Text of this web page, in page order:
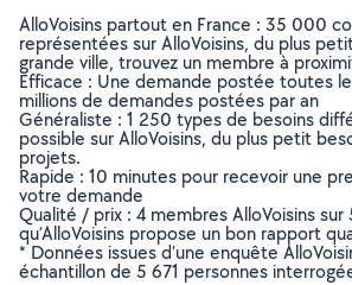
AlloVoisins partout en France : 35 000
représentées sur AlloVoisins, du plus
grande ville, trouvez un membre à
Efficace : Une demande postée toutes
millions de demandes postées par an
Généraliste : 1 250 types de besoins
possible sur AlloVoisins, du plus petit
projets.
Rapide : 10 minutes pour recevoir une
votre demande
Qualité / prix : 4 membres AlloVoisins
qu’AlloVoisins propose un bon rapport
* Données issues d’une enquête
échantillon de 5 671 personnes